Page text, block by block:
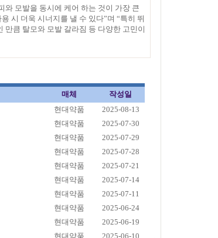
와 모발을 동시에 케어 하는 것이 가장 큰
시 더욱 시너지를 낼 수 있다”며 “특히 뛰
만큼 탈모와 모발 갈라짐 등 다양한 고민이
매체
작성일
현대약품
2025-08-13
현대약품
2025-07-30
현대약품
2025-07-29
현대약품
2025-07-28
현대약품
2025-07-21
현대약품
2025-07-14
현대약품
2025-07-11
현대약품
2025-06-24
현대약품
2025-06-19
현대약품 2025-06-10